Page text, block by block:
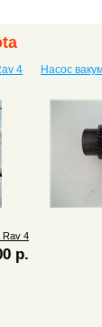
4
Rav 4
р.